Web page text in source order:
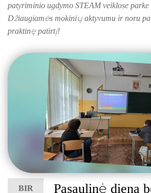
patyriminio ugdymo STEAM veiklose
Džiaugiamės mokinių aktyvumu ir noru
praktinę patirtį!
BIR Pasaulinė diena